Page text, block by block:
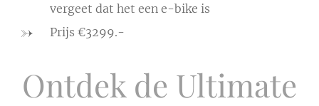
vergeet dat het een e-bike is
Prijs €3299.-
Ontdek de Ultimate